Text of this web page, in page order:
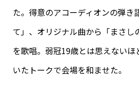
た。得意のアコーディオンの弾き
て」、オリジナル曲から「まさし
を歌唱。弱冠19歳とは思えない
いたトークで会場を和ませた。